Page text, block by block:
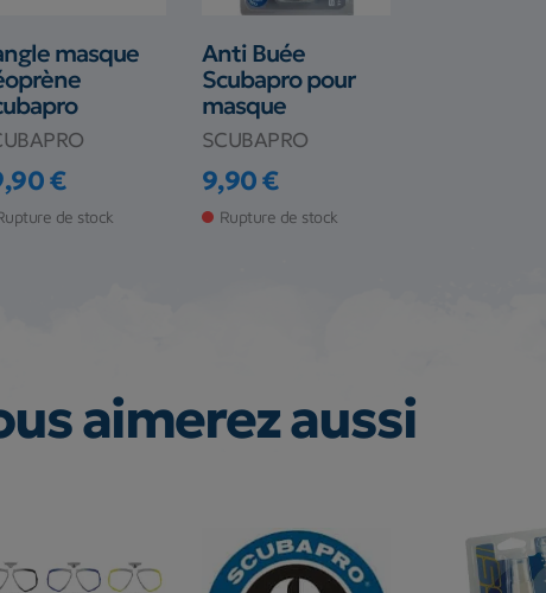
masque
€
de stock
Anti Buée
Scubapro pour
masque
SCUBAPRO
Prix
9,90 €
Rupture de stock
aimerez aussi